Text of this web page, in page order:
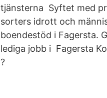
tjänsterna Syftet med
sorters idrott och
boendestöd i Fagersta.
lediga jobb i Fagersta
?